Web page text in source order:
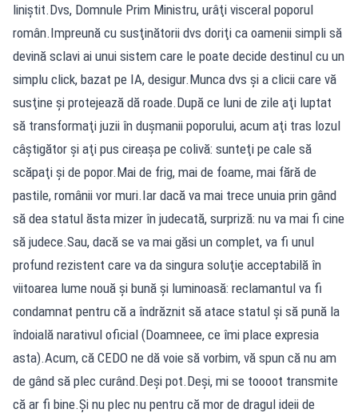
liniştit.Dvs, Domnule Prim Ministru, urâţi visceral poporul
român.Impreună cu susţinătorii dvs doriţi ca oamenii simpli să
devină sclavi ai unui sistem care le poate decide destinul cu un
simplu click, bazat pe IA, desigur.Munca dvs şi a clicii care vă
susţine şi protejează dă roade.După ce luni de zile aţi luptat
să transformaţi juzii în duşmanii poporului, acum aţi tras lozul
câştigător şi aţi pus cireaşa pe colivă: sunteţi pe cale să
scăpaţi şi de popor.Mai de frig, mai de foame, mai fără de
pastile, românii vor muri.Iar dacă va mai trece unuia prin gând
să dea statul ăsta mizer în judecată, surpriză: nu va mai fi cine
să judece.Sau, dacă se va mai găsi un complet, va fi unul
profund rezistent care va da singura soluţie acceptabilă în
viitoarea lume nouă şi bună şi luminoasă: reclamantul va fi
condamnat pentru că a îndrăznit să atace statul şi să pună la
îndoială narativul oficial (Doamneee, ce îmi place expresia
asta).Acum, că CEDO ne dă voie să vorbim, vă spun că nu am
de gând să plec curând.Deşi pot.Deşi, mi se toooot transmite
că ar fi bine.Şi nu plec nu pentru că mor de dragul ideii de